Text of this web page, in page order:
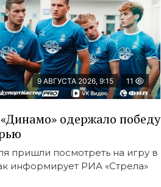
9 АВГУСТА 2026, 9:15 11
одержало победу
пришли посмотреть на игру в
информирует РИА «Стрела»